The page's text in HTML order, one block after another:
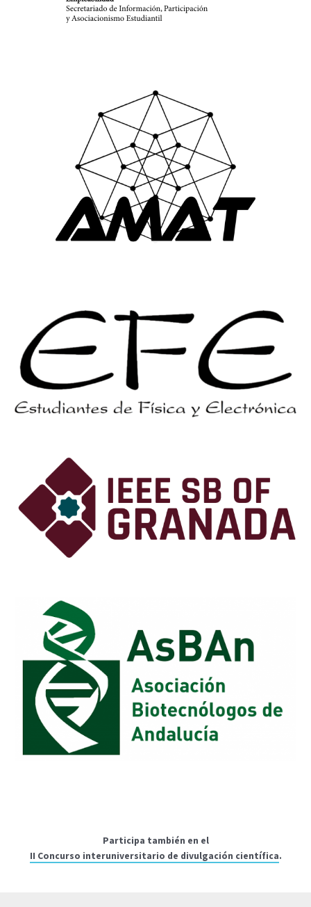
Participa también en el
II Concurso interuniversitario de divulgación científica.